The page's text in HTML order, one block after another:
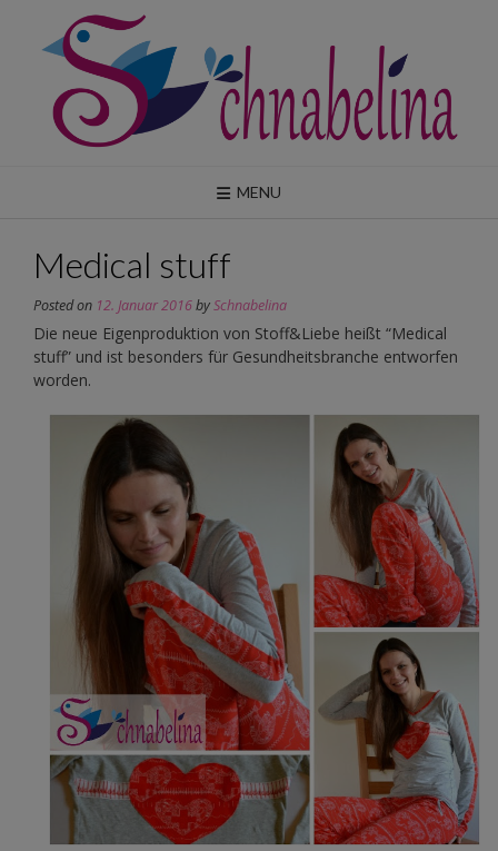
content
MENU
Medical stuff
Posted on 12. Januar 2016bySchnabelina
Die neue Eigenproduktion von Stoff&Liebe heißt “Medical
stuff” und ist besonders für Gesundheitsbranche entworfen
worden.